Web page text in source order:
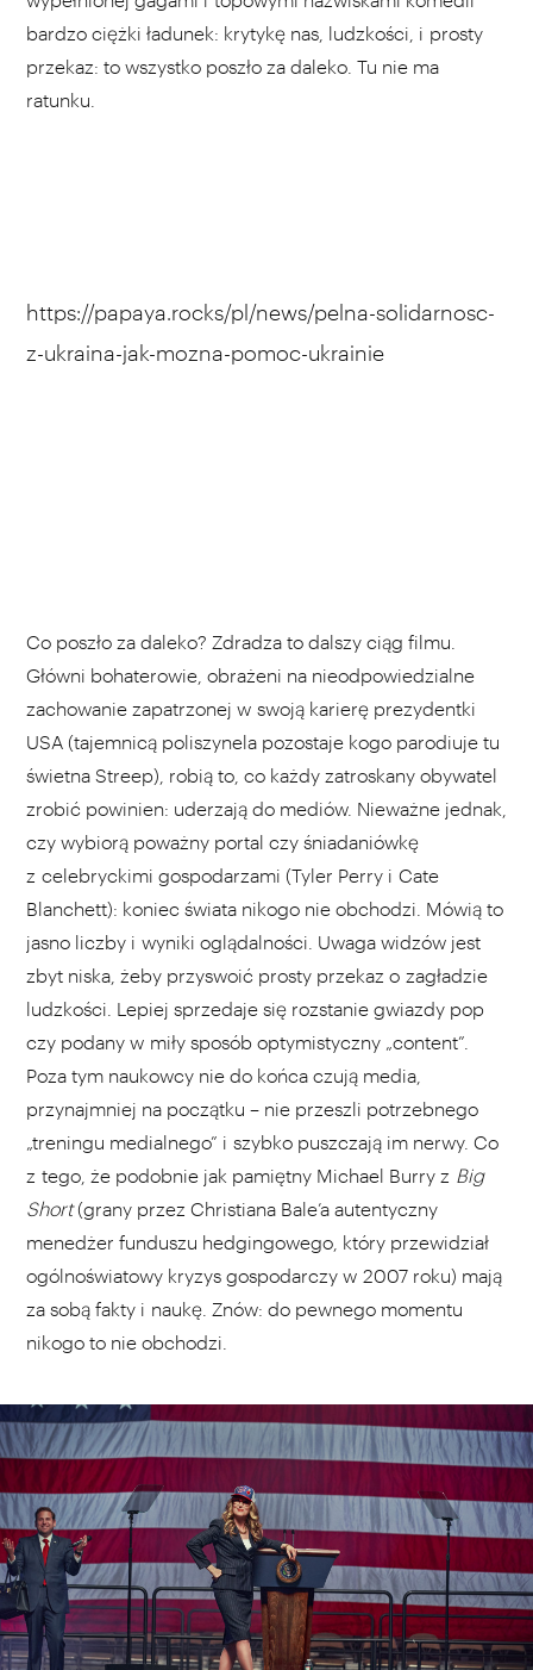
bardzo ciężki ładunek: krytykę nas, ludzkości, i prosty
przekaz: to wszystko poszło za daleko. Tu nie ma
ratunku.
https://papaya.rocks/pl/news/pelna-solidarnosc-
z-ukraina-jak-mozna-pomoc-ukrainie
Co poszło za daleko? Zdradza to dalszy ciąg filmu.
Główni bohaterowie, obrażeni na nieodpowiedzialne
zachowanie zapatrzonej w swoją karierę prezydentki
USA (tajemnicą poliszynela pozostaje kogo parodiuje tu
świetna Streep), robią to, co każdy zatroskany obywatel
zrobić powinien: uderzają do mediów. Nieważne jednak,
czy wybiorą poważny portal czy śniadaniówkę
z celebryckimi gospodarzami (Tyler Perry i Cate
Blanchett): koniec świata nikogo nie obchodzi. Mówią to
jasno liczby i wyniki oglądalności. Uwaga widzów jest
zbyt niska, żeby przyswoić prosty przekaz o zagładzie
ludzkości. Lepiej sprzedaje się rozstanie gwiazdy pop
czy podany w miły sposób optymistyczny „content”.
Poza tym naukowcy nie do końca czują media,
przynajmniej na początku – nie przeszli potrzebnego
„treningu medialnego” i szybko puszczają im nerwy. Co
z tego, że podobnie jak pamiętny Michael Burry z Big
Short(grany przez Christiana Bale’a autentyczny
menedżer funduszu hedgingowego, który przewidział
ogólnoświatowy kryzys gospodarczy w 2007 roku) mają
za sobą fakty i naukę. Znów: do pewnego momentu
nikogo to nie obchodzi.